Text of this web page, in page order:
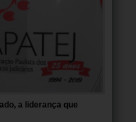
a liderança que